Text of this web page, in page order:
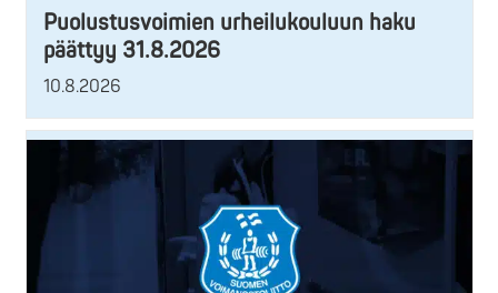
Puolustusvoimien urheilukouluun haku
päättyy 31.8.2026
10.8.2026